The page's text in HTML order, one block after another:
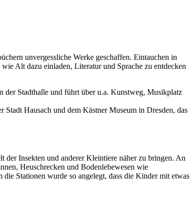
unvergessliche Werke geschaffen. Eintauchen in
Alt dazu einladen, Literatur und Sprache zu entdecken
der Stadthalle und führt über u.a. Kunstweg, Musikplatz
Hausach und dem Kästner Museum in Dresden, das
Insekten und anderer Kleintiere näher zu bringen. An
Heuschrecken und Bodenlebewesen wie
Stationen wurde so angelegt, dass die Kinder mit etwas